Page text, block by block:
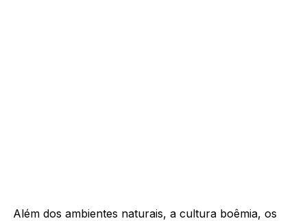
Além dos ambientes naturais, a cultura boêmia, os